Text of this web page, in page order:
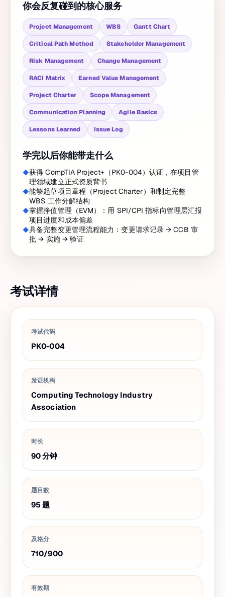
你会反复碰到的核心服务
Project Management WBS Gantt Chart
Critical Path Method Stakeholder Management
Risk Management Change Management
RACI Matrix Earned Value Management
Project Charter Scope Management
Communication Planning Agile Basics
Lessons Learned Issue Log
学完以后你能带走什么
获得 CompTIA Project+（PK0-004）认证，在项目管
理领域建立正式资质背书
能够起草项目章程（Project Charter）和制定完整
WBS 工作分解结构
掌握挣值管理（EVM）：用 SPI/CPI 指标向管理层汇报
项目进度和成本偏差
具备完整变更管理流程能力：变更请求记录 → CCB 审
批 → 实施 → 验证
考试详情
考试代码
PK0-004
发证机构
Computing Technology Industry
Association
时长
90分钟
题目数
95题
及格分
710/900
有效期